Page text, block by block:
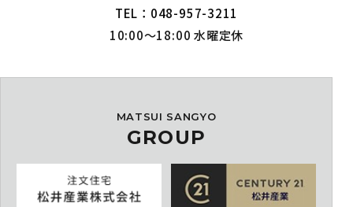
TEL：048-957-3211
10:00～18:00 水曜定休
MATSUI SANGYO
GROUP